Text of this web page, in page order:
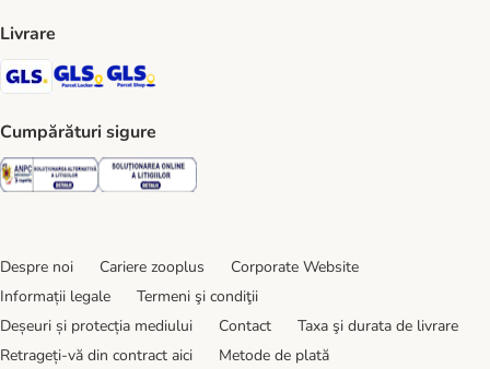
Livrare
GLS Shipping Method
GLS Locker Shipping Method
Cumpărături sigure
Security Security
Despre noi Cariere zooplus
Corporate Website
Informații legale
Termeni şi condiţii
Deșeuri și protecția mediului
Contact
Taxa şi durata de livrare
Retrageți-vă din contract aici
Metode de plată